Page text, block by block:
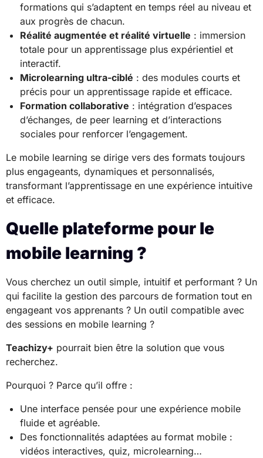
formations qui s’adaptent en temps réel au niveau et
aux progrès de chacun.
Réalité augmentée et réalité virtuelle : immersion
totale pour un apprentissage plus expérientiel et
interactif.
Microlearning ultra-ciblé : des modules courts et
précis pour un apprentissage rapide et efficace.
Formation collaborative : intégration d’espaces
d’échanges, de peer learning et d’interactions
sociales pour renforcer l’engagement.
Le mobile learning se dirige vers des formats toujours
plus engageants, dynamiques et personnalisés,
transformant l’apprentissage en une expérience intuitive
et efficace.
Quelle plateforme pour le
mobile learning ?
Vous cherchez un outil simple, intuitif et performant ? Un
qui facilite la gestion des parcours de formation tout en
engageant vos apprenants ? Un outil compatible avec
des sessions en mobile learning ?
Teachizy+ pourrait bien être la solution que vous
recherchez.
Pourquoi ? Parce qu’il offre :
Une interface pensée pour une expérience mobile
fluide et agréable.
Des fonctionnalités adaptées au format mobile :
vidéos interactives, quiz, microlearning…